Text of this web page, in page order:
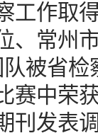
作取得
、常州
被省
赛中荣
刊发表